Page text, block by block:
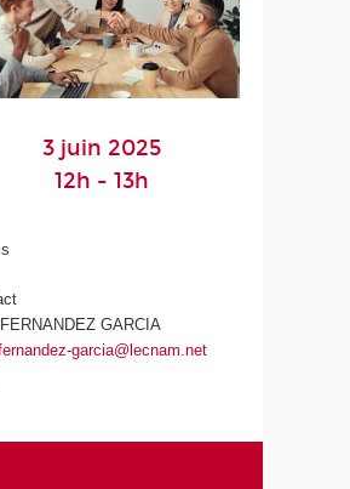
3 juin 2025
12h - 13h
GARCIA
garcia@lecnam.net